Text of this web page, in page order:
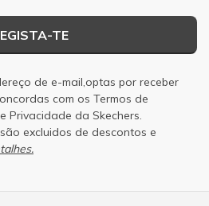
TE
de e-mail,optas por receber
com os Termos de
Privacidade da Skechers.
excluidos de descontos e